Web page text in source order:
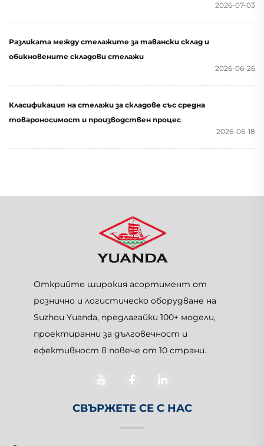
2026-07-03
Разликата между стелажите за тавански склад и
обикновените складови стелажи
2026-06-26
Класификация на стелажи за складове със средна
товароносимост и производствен процес
2026-06-18
Открийте широкия асортимент от
рознично и логистическо оборудване на
Suzhou Yuanda, предлагайки 100+ модели,
проектиранни за дълговечност и
ефективност в повече от 10 страни.
СВЪРЖЕТЕ СЕ С НАС